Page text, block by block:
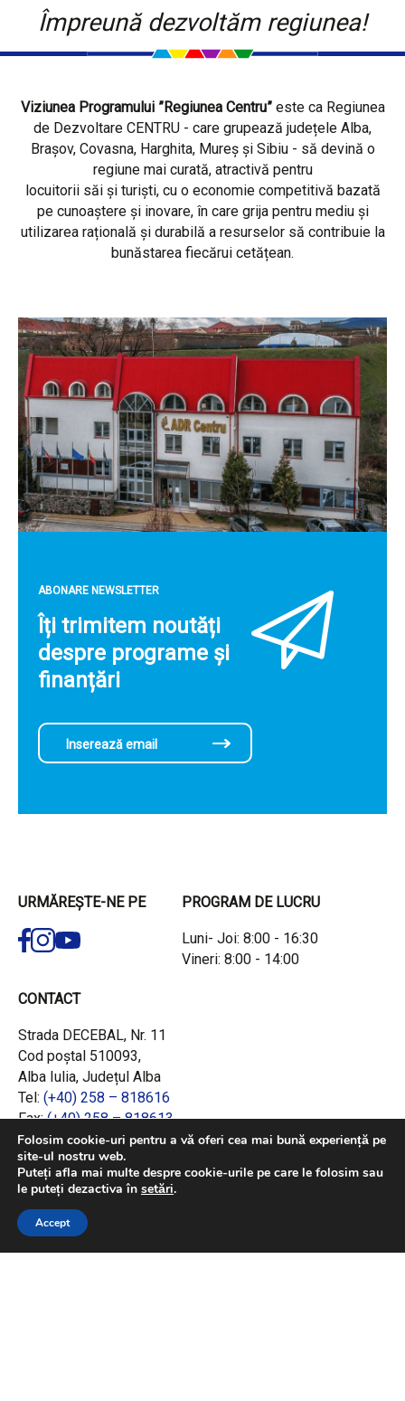
Împreună dezvoltăm regiunea!
Viziunea Programului ”Regiunea Centru”este ca Regiunea
de Dezvoltare CENTRU - care grupează județele Alba,
Brașov, Covasna, Harghita, Mureș și Sibiu - să devină o
regiune mai curată, atractivă pentru
locuitorii săi și turiști, cu o economie competitivă bazată
pe cunoaștere și inovare, în care grija pentru mediu și
utilizarea rațională și durabilă a resurselor să contribuie la
bunăstarea fiecărui cetățean.
ABONARE NEWSLETTER
Îți trimitem noutăți
despre programe și
finanțări
URMĂREȘTE-NE PE PROGRAM DE LUCRU
Luni- Joi: 8:00 - 16:30
Vineri: 8:00 - 14:00
CONTACT
Strada DECEBAL, Nr. 11
Cod poștal 510093,
Alba Iulia, Județul Alba
Tel: (+40) 258 – 818616
Fax:(+40) 258 – 818613
Email:office@adrcentru.ro
LINK-URI RAPIDE
Consiliul European
Jurnalul Oficial al Uniunii Europene
Folosim cookie-uri pentru a vă oferi cea mai bună experiență pe
site-ul nostru web.
Puteți afla mai multe despre cookie-urile pe care le folosim sau
le puteți dezactiva în setări.
Accept